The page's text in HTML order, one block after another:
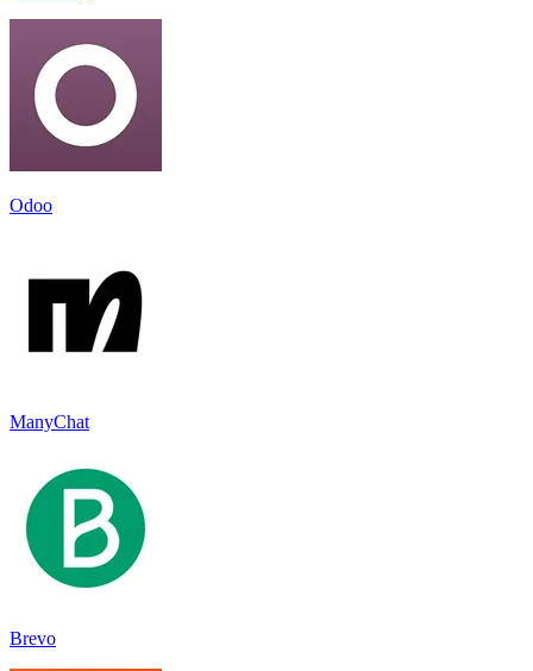
Odoo
ManyChat
Brevo